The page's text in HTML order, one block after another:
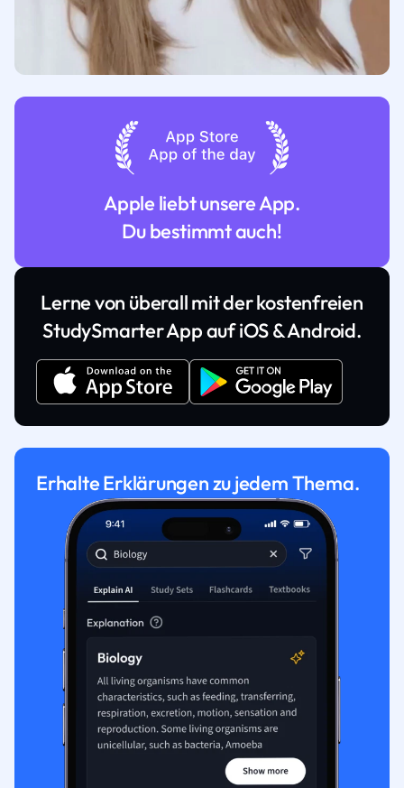
Apple liebt unsere App.
Du bestimmt auch!
Lerne von überall mit der kostenfreien
StudySmarter App auf iOS & Android.
Erhalte Erklärungen zu jedem Thema.